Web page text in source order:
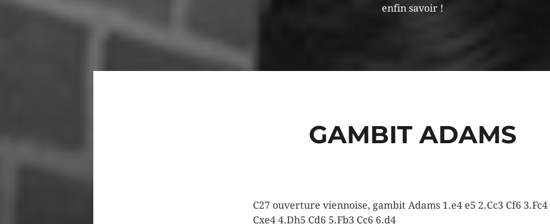
enfin savoir !
GAMBIT ADAMS
C27 ouverture viennoise, gambit Adams 1.e4 e5 2.Cc3 Cf6 3.Fc4
Cxe4 4.Dh5 Cd6 5.Fb3 Cc6 6.d4